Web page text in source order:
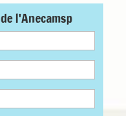
l'Anecamsp